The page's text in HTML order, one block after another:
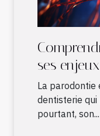
ses
bucco-
La parodontie
dentisterie
pourtant, son...